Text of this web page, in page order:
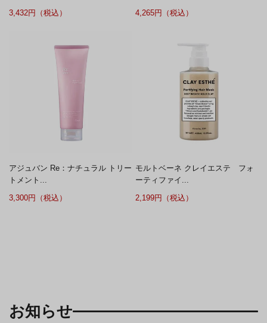
3,432円（税込）
4,265円（税込）
アジュバン Re：ナチュラル トリー
トメント...
3,300円（税込）
モルトベーネ クレイエステ フォ
ーティファイ...
2,199円（税込）
お知らせ